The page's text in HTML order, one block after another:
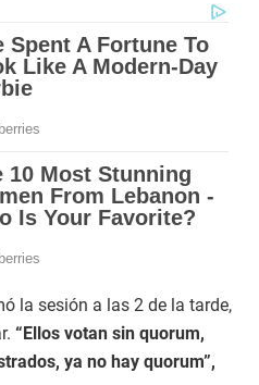
la sesión a las 2 de la tarde,
“Ellos votan sin quorum,
ya no hay quorum”,